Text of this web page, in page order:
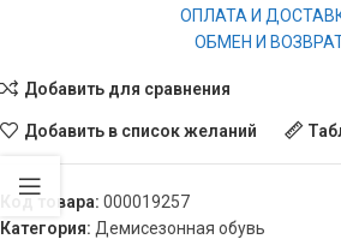
ОПЛАТА И
ОБМЕН И
Добавить для сравнения
Добавить в список желаний
Код товара: 000019257
Категория: Демисезонная обувь